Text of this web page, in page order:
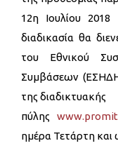
12η Ιουλίου
διαδικασία θα
του Εθνικού
Συμβάσεων
της διαδικτυακής
πύλης
ημέρα Τετάρτη και